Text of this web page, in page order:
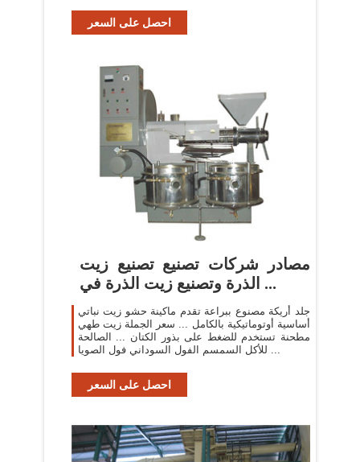
احصل على السعر
مصادر شركات تصنيع تصنيع زيت
الذرة وتصنيع زيت الذرة في ...
جلد أريكة مصنوع ببراعة تقدم ماكينة حشو زيت نباتي
أساسية أوتوماتيكية بالكامل ... سعر الجملة زيت طهي
مطحنة تستخدم للضغط على بذور الكتان ... الصالحة
للأكل السمسم الفول السوداني فول الصويا ...
احصل على السعر